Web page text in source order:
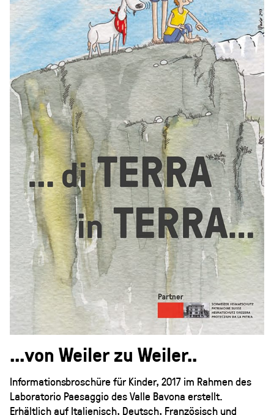
...von Weiler zu Weiler..
Informationsbroschüre für Kinder, 2017 im Rahmen des
Laboratorio Paesaggio des Valle Bavona erstellt.
Erhältlich auf Italienisch, Deutsch, Französisch und